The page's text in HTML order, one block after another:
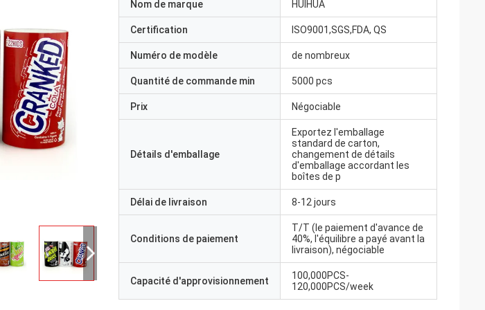
Nom de marque HUIHUA
Certification ISO9001,SGS,FDA, QS
Numéro de modèle de nombreux
Quantité de commande min 5000 pcs
Prix Négociable
Détails d'emballage
Exportez l'emballage
standard de carton,
changement de détails
d'emballage accordant les
boîtes de p
Délai de livraison 8-12 jours
Conditions de paiement
T/T (le paiement d'avance de
40%, l'équilibre a payé avant la
livraison), négociable
Capacité d'approvisionnement
100,000PCS-
120,000PCS/week